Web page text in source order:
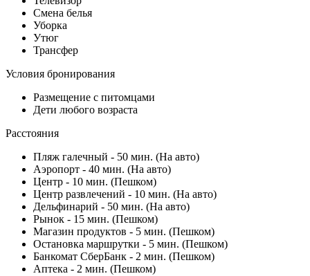
Смена белья
Уборка
Утюг
Трансфер
Условия бронирования
Размещение с питомцами
Дети любого возраста
Расстояния
Пляж галечный - 50 мин. (На авто)
Аэропорт - 40 мин. (На авто)
Центр - 10 мин. (Пешком)
Центр развлечений - 10 мин. (На авто)
Дельфинарий - 50 мин. (На авто)
Рынок - 15 мин. (Пешком)
Магазин продуктов - 5 мин. (Пешком)
Остановка маршрутки - 5 мин. (Пешком)
Банкомат СберБанк - 2 мин. (Пешком)
Аптека - 2 мин. (Пешком)